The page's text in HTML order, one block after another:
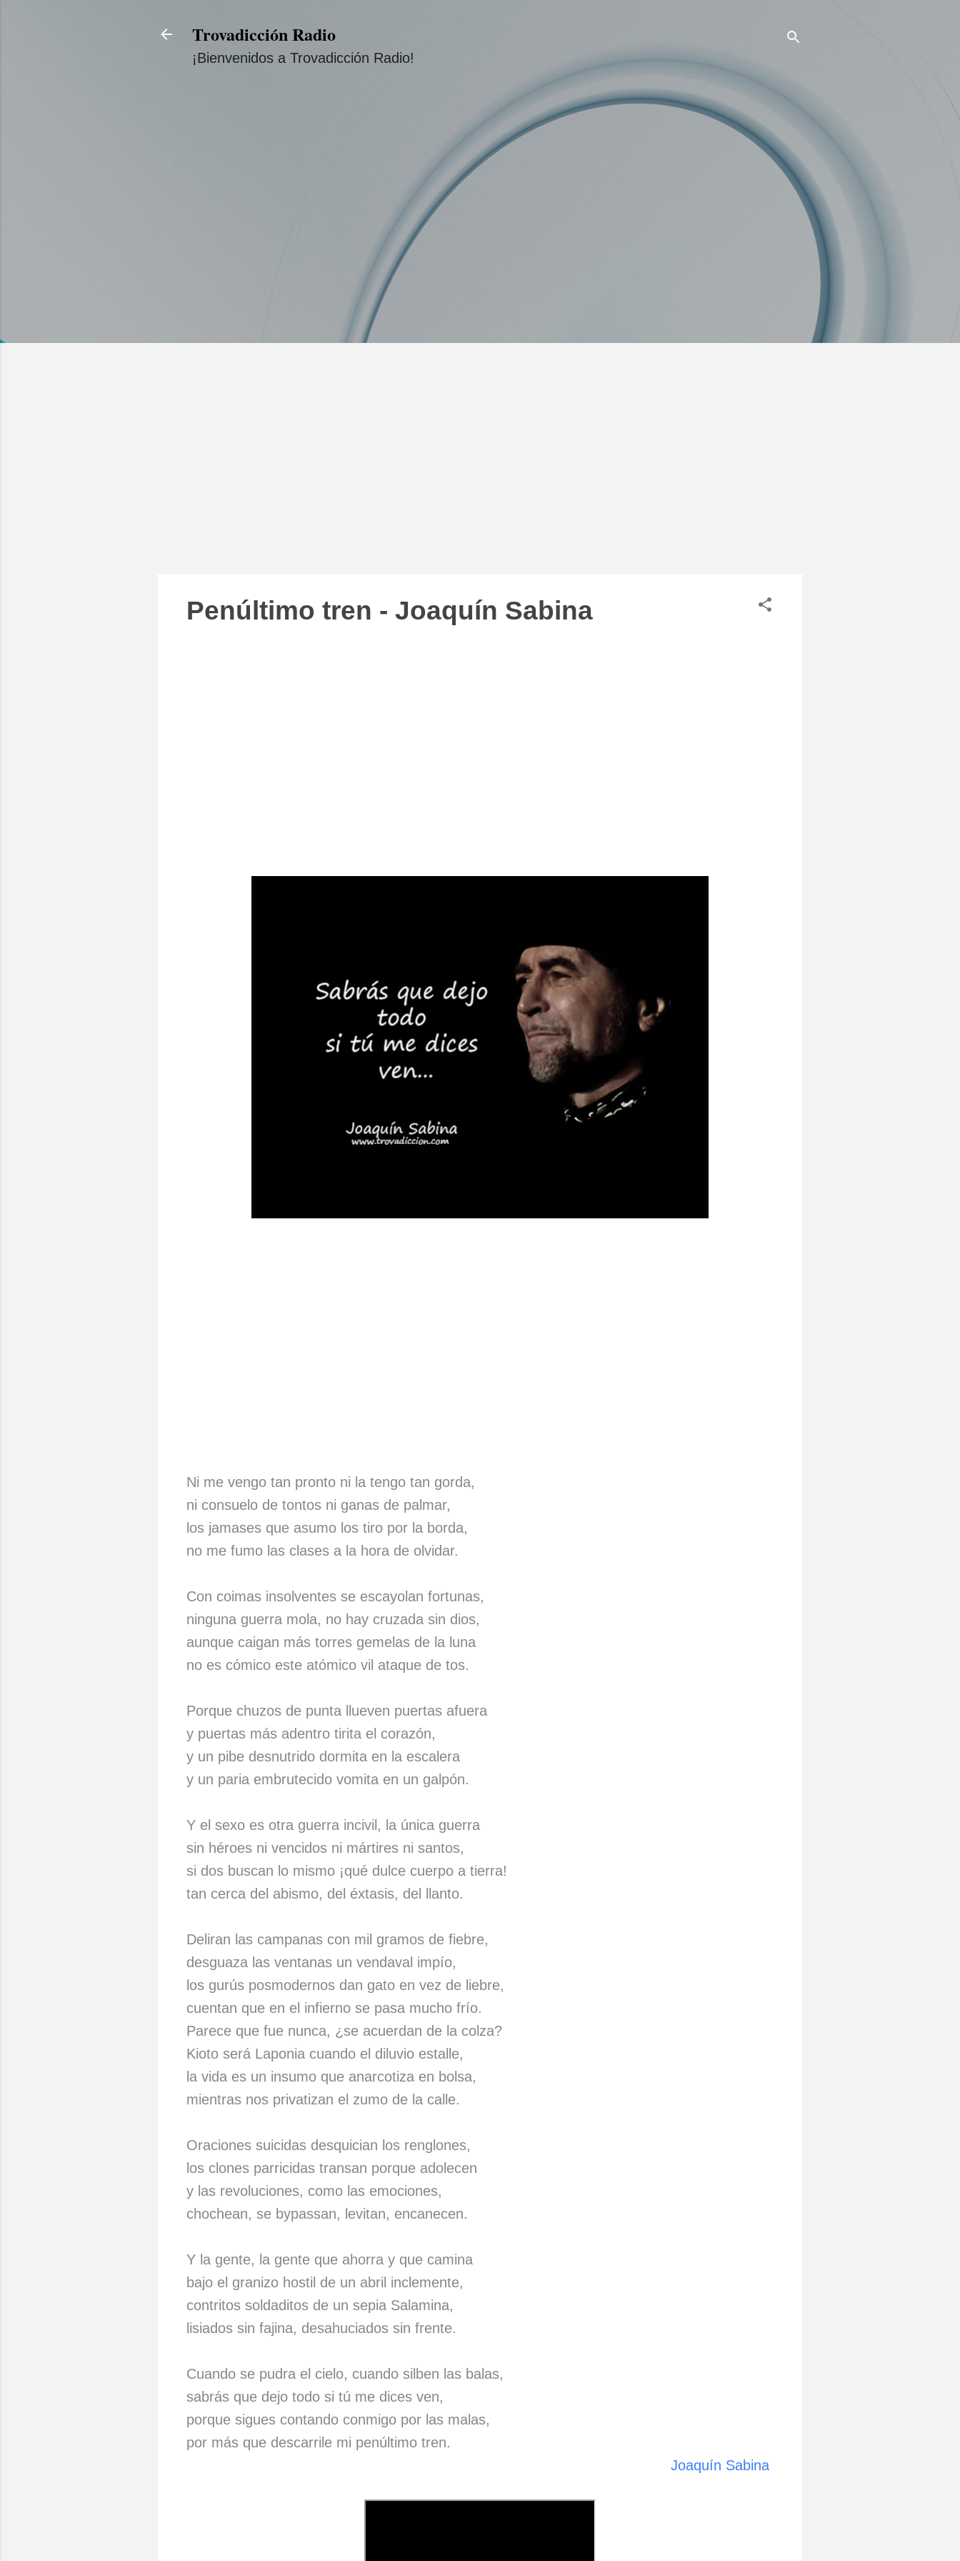
Trovadicción Radio
¡Bienvenidos a Trovadicción Radio!
Penúltimo tren - Joaquín Sabina
Ni me vengo tan pronto ni la tengo tan gorda,
ni consuelo de tontos ni ganas de palmar,
los jamases que asumo los tiro por la borda,
no me fumo las clases a la hora de olvidar.
Con coimas insolventes se escayolan fortunas,
ninguna guerra mola, no hay cruzada sin dios,
aunque caigan más torres gemelas de la luna
no es cómico este atómico vil ataque de tos.
Porque chuzos de punta llueven puertas afuera
y puertas más adentro tirita el corazón,
y un pibe desnutrido dormita en la escalera
y un paria embrutecido vomita en un galpón.
Y el sexo es otra guerra incivil, la única guerra
sin héroes ni vencidos ni mártires ni santos,
si dos buscan lo mismo ¡qué dulce cuerpo a tierra!
tan cerca del abismo, del éxtasis, del llanto.
Deliran las campanas con mil gramos de fiebre,
desguaza las ventanas un vendaval impío,
los gurús posmodernos dan gato en vez de liebre,
cuentan que en el infierno se pasa mucho frío.
Parece que fue nunca, ¿se acuerdan de la colza?
Kioto será Laponia cuando el diluvio estalle,
la vida es un insumo que anarcotiza en bolsa,
mientras nos privatizan el zumo de la calle.
Oraciones suicidas desquician los renglones,
los clones parricidas transan porque adolecen
y las revoluciones, como las emociones,
chochean, se bypassan, levitan, encanecen.
Y la gente, la gente que ahorra y que camina
bajo el granizo hostil de un abril inclemente,
contritos soldaditos de un sepia Salamina,
lisiados sin fajina, desahuciados sin frente.
Cuando se pudra el cielo, cuando silben las balas,
sabrás que dejo todo si tú me dices ven,
porque sigues contando conmigo por las malas,
por más que descarrile mi penúltimo tren.
Joaquín Sabina